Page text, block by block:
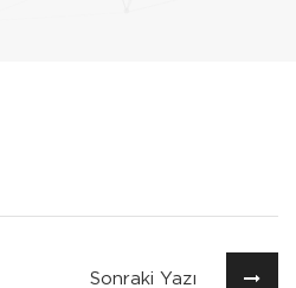
Sonraki Yazı